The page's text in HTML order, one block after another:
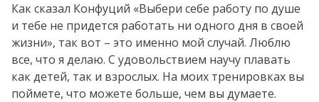
Как сказал Конфуций «Выбери себе работу по душе
и тебе не придется работать ни одного дня в своей
жизни», так вот – это именно мой случай. Люблю
все, что я делаю. С удовольствием научу плавать
как детей, так и взрослых. На моих тренировках вы
поймете, что можете больше, чем вы думаете.